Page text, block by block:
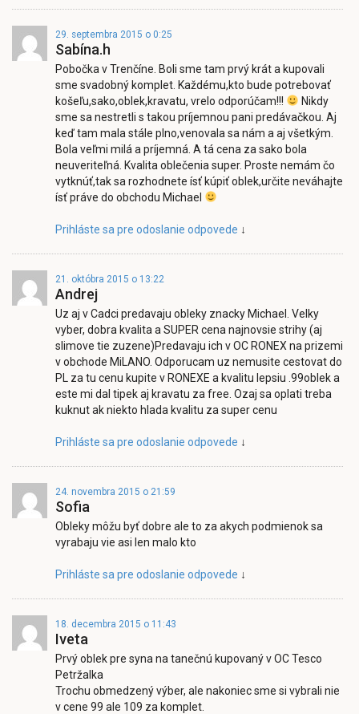
29. septembra 2015 o 0:25
Sabína.h
Pobočka v Trenčíne. Boli sme tam prvý krát a kupovali
sme svadobný komplet. Každému,kto bude potrebovať
košeľu,sako,oblek,kravatu, vrelo odporúčam!!!
Nikdy
sme sa nestretli s takou príjemnou pani predávačkou. Aj
keď tam mala stále plno,venovala sa nám a aj všetkým.
Bola veľmi milá a príjemná. A tá cena za sako bola
neuveriteľná. Kvalita oblečenia super. Proste nemám čo
vytknúť,tak sa rozhodnete ísť kúpiť oblek,určite neváhajte
ísť práve do obchodu Michael
Prihláste sa pre odoslanie odpovede ↓
21. októbra 2015 o 13:22
Andrej
Uz aj v Cadci predavaju obleky znacky Michael. Velky
vyber, dobra kvalita a SUPER cena najnovsie strihy (aj
slimove tie zuzene)Predavaju ich v OC RONEX na prizemi
v obchode MiLANO. Odporucam uz nemusite cestovat do
PL za tu cenu kupite v RONEXE a kvalitu lepsiu .99oblek a
este mi dal tipek aj kravatu za free. Ozaj sa oplati treba
kuknut ak niekto hlada kvalitu za super cenu
Prihláste sa pre odoslanie odpovede ↓
24. novembra 2015 o 21:59
Sofia
Obleky môžu byť dobre ale to za akych podmienok sa
vyrabaju vie asi len malo kto
Prihláste sa pre odoslanie odpovede ↓
18. decembra 2015 o 11:43
Iveta
Prvý oblek pre syna na tanečnú kupovaný v OC Tesco
Petržalka
Trochu obmedzený výber, ale nakoniec sme si vybrali nie
v cene 99 ale 109 za komplet.